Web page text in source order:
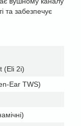
та забезпечує
(Eli 2i)
Ear TWS)